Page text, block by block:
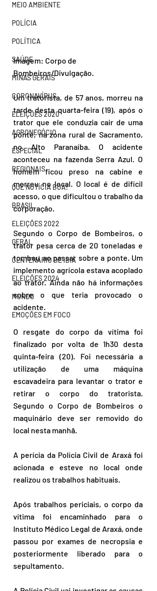
MEIO AMBIENTE
POLÍCIA
POLÍTICA
SAÚDE
MINAS GERAIS
CORONAVÍRUS
ELEIÇÕES 2020
AGRONEGÓCIO
ESPECIAL
REGIONAIS
QUE NOTÍCIA BOA!
BRASIL
ELEIÇÕES 2022
GERAL
CENTENÁRIO DE IBIÁ
ELEIÇÕES 2024
MUNDO
EMOÇÕES EM FOCO
Imagem: Corpo de
Bombeiros/Divulgação.
Um tratorista, de 57 anos, morreu na
tarde desta quarta-feira (19), após o
trator que ele conduzia cair de uma
ponte, na zona rural de Sacramento,
no Alto Paranaíba. O acidente
aconteceu na fazenda Serra Azul. O
homem ficou preso na cabine e
morreu no local. O local é de difícil
acesso, o que dificultou o trabalho da
corporação.
Segundo o Corpo de Bombeiros, o
trator pesa cerca de 20 toneladas e
tombou ao passar sobre a ponte. Um
implemento agrícola estava acoplado
ao trator. Ainda não há informações
sobre o que teria provocado o
acidente.
O resgate do corpo da vítima foi
finalizado por volta de 1h30 desta
quinta-feira (20). Foi necessária a
utilização de uma máquina
escavadeira para levantar o trator e
retirar o corpo do tratorista.
Segundo o Corpo de Bombeiros o
maquinário deve ser removido do
local nesta manhã.
A perícia da Polícia Civil de Araxá foi
acionada e esteve no local onde
realizou os trabalhos habituais.
Após trabalhos periciais, o corpo da
vítima foi encaminhado para o
Instituto Médico Legal de Araxá, onde
passou por exames de necropsia e
posteriormente liberado para o
sepultamento.